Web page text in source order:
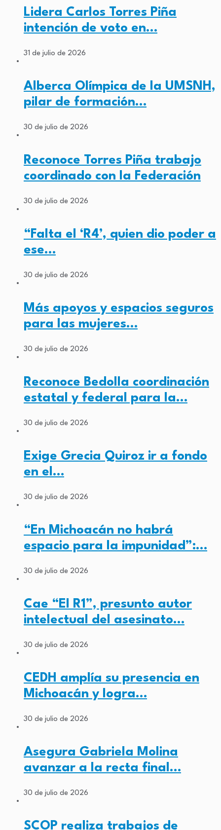
Lidera Carlos Torres Piña
intención de voto en…
31 de julio de 2026
Alberca Olímpica de la UMSNH,
pilar de formación…
30 de julio de 2026
Reconoce Torres Piña trabajo
coordinado con la Federación
30 de julio de 2026
“Falta el ‘R4’, quien dio poder a
ese…
30 de julio de 2026
Más apoyos y espacios seguros
para las mujeres…
30 de julio de 2026
Reconoce Bedolla coordinación
estatal y federal para la…
30 de julio de 2026
Exige Grecia Quiroz ir a fondo
en el…
30 de julio de 2026
“En Michoacán no habrá
espacio para la impunidad”:…
30 de julio de 2026
Cae “El R1”, presunto autor
intelectual del asesinato…
30 de julio de 2026
CEDH amplía su presencia en
Michoacán y logra…
30 de julio de 2026
Asegura Gabriela Molina
avanzar a la recta final…
30 de julio de 2026
SCOP realiza trabajos de